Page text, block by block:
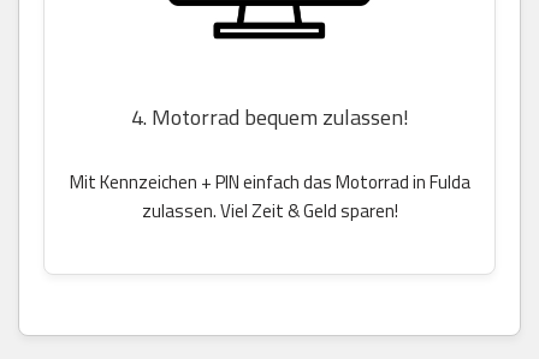
4. Motorrad bequem zulassen!
Mit Kennzeichen + PIN einfach das Motorrad in Fulda
zulassen. Viel Zeit & Geld sparen!